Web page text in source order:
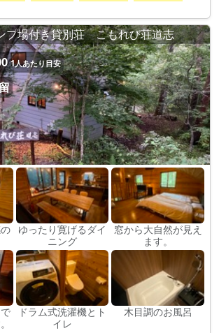
プ場付き貸別荘 こもれび荘道志
1人あたり目安
ゆったり寛げるダイ
ニング
窓から大自然が見え
ます。
ドラム式洗濯機とト
イレ
木目調のお風呂